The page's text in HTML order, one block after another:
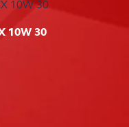
10W 30